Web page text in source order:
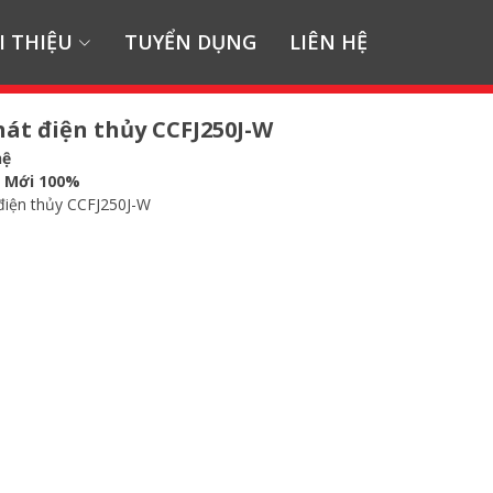
THIỆU TUYỂN DỤNG LIÊN HỆ
điện thủy CCFJ250J-W
Mới 100%
thủy CCFJ250J-W